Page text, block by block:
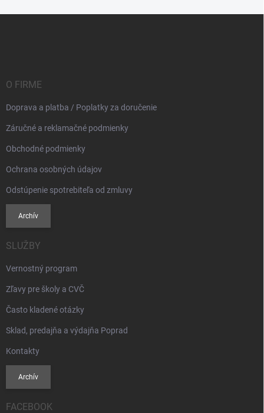
O FIRME
Doprava a platba / Poplatky za doručenie
Záručné a reklamačné podmienky
Obchodné podmienky
Ochrana osobných údajov
Odstúpenie spotrebiteľa od zmluvy
Archív
SLUŽBY
Vernostný program
Zľavy pre školy a CVČ
Často kladené otázky
Sklad, predajňa a výdajňa Poprad
Kontakty
Archív
FACEBOOK